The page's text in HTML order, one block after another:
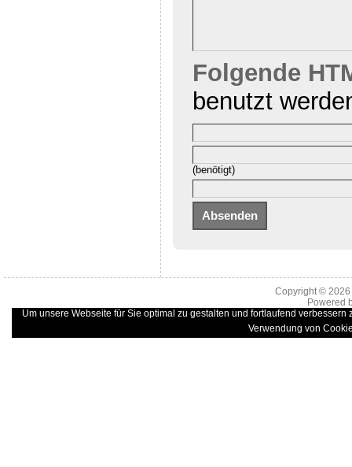
Folgende
benutzt
(benötigt)
Copyright ©
Powered
Um unsere Webseite für Sie optimal zu gestalten und fortlaufend
Verwendung von